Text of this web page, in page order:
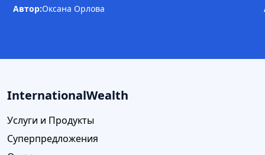
Автор:Оксана Орлова
InternationalWealth
Услуги и Продукты
Суперпредложения